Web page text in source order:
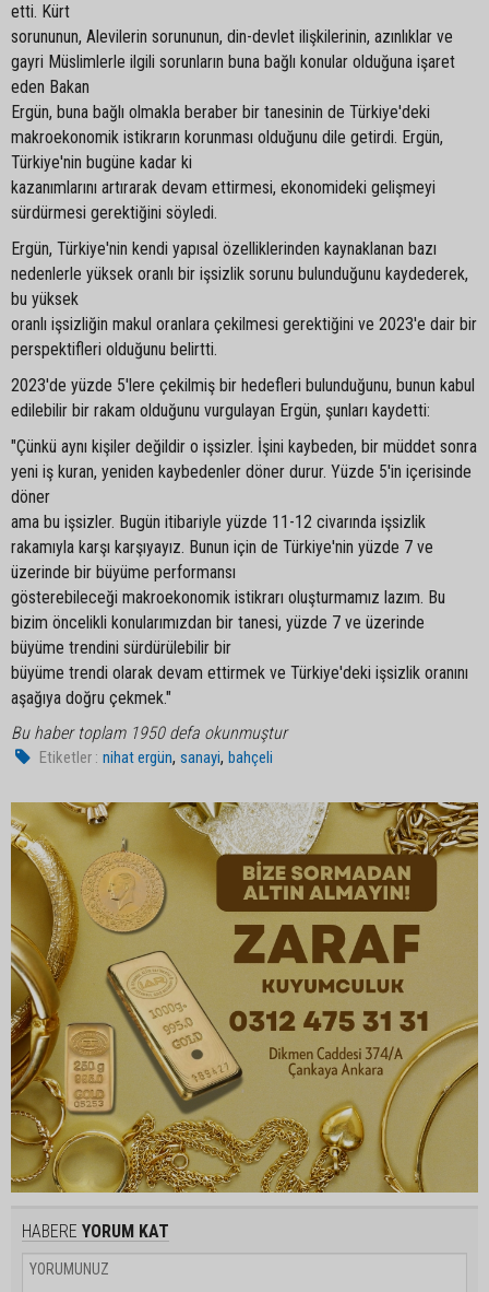
etti. Kürt
sorununun, Alevilerin sorununun, din-devlet ilişkilerinin, azınlıklar ve
gayri Müslimlerle ilgili sorunların buna bağlı konular olduğuna işaret
eden Bakan
Ergün, buna bağlı olmakla beraber bir tanesinin de Türkiye'deki
makroekonomik istikrarın korunması olduğunu dile getirdi. Ergün,
Türkiye'nin bugüne kadar ki
kazanımlarını artırarak devam ettirmesi, ekonomideki gelişmeyi
sürdürmesi gerektiğini söyledi.
Ergün, Türkiye'nin kendi yapısal özelliklerinden kaynaklanan bazı
nedenlerle yüksek oranlı bir işsizlik sorunu bulunduğunu kaydederek,
bu yüksek
oranlı işsizliğin makul oranlara çekilmesi gerektiğini ve 2023'e dair bir
perspektifleri olduğunu belirtti.
2023'de yüzde 5'lere çekilmiş bir hedefleri bulunduğunu, bunun kabul
edilebilir bir rakam olduğunu vurgulayan Ergün, şunları kaydetti:
"Çünkü aynı kişiler değildir o işsizler. İşini kaybeden, bir müddet sonra
yeni iş kuran, yeniden kaybedenler döner durur. Yüzde 5'in içerisinde
döner
ama bu işsizler. Bugün itibariyle yüzde 11-12 civarında işsizlik
rakamıyla karşı karşıyayız. Bunun için de Türkiye'nin yüzde 7 ve
üzerinde bir büyüme performansı
gösterebileceği makroekonomik istikrarı oluşturmamız lazım. Bu
bizim öncelikli konularımızdan bir tanesi, yüzde 7 ve üzerinde
büyüme trendini sürdürülebilir bir
büyüme trendi olarak devam ettirmek ve Türkiye'deki işsizlik oranını
aşağıya doğru çekmek."
Bu haber toplam 1950 defa okunmuştur
Etiketler : nihat ergün,sanayi,bahçeli
HABERE YORUM KAT